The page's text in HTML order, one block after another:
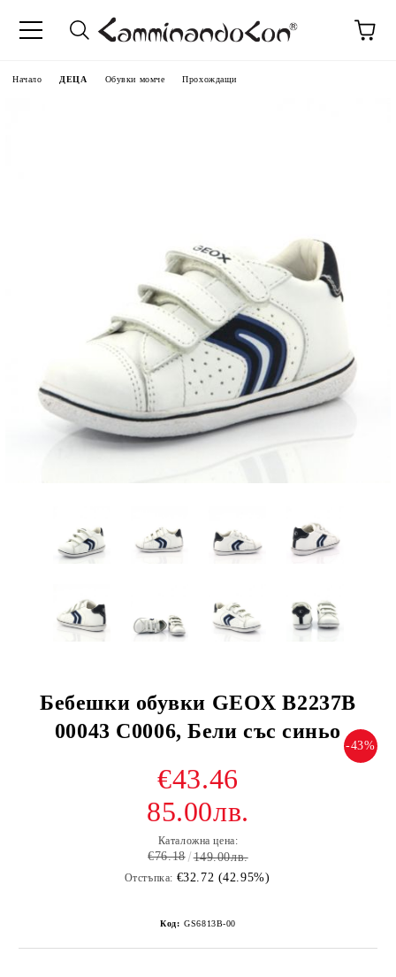
Начало ДЕЦА Обувки момче Прохождащи
Бебешки обувки GEOX B2237B
00043 C0006, Бели със синьо
-43%
€43.46
85.00лв.
Каталожна цена:
€76.18 149.00лв.
Отстъпка: €32.72 (42.95%)
Код: GS6813B-00